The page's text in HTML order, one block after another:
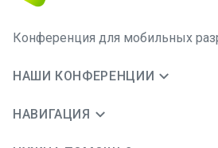
Конференция для мобильных
НАШИ КОНФЕРЕНЦИИ
НАВИГАЦИЯ